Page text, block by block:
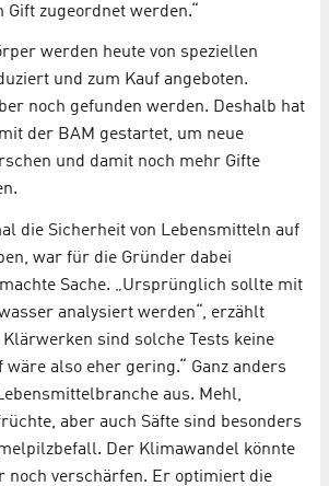
zugeordnet werden.“
werden heute von speziellen
und zum Kauf angeboten.
noch gefunden werden. Deshalb hat
der BAM gestartet, um neue
und damit noch mehr Gifte
die Sicherheit von Lebensmitteln auf
war für die Gründer dabei
Sache. „Ursprünglich sollte mit
analysiert werden“, erzählt
Klärwerken sind solche Tests keine
also eher gering.“ Ganz anders
aus. Mehl,
aber auch Säfte sind besonders
Der Klimawandel könnte
noch verschärfen. Er optimiert die